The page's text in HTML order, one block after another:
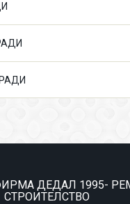
ДЕДАЛ 1995-
СТРОИТЕЛСТВО